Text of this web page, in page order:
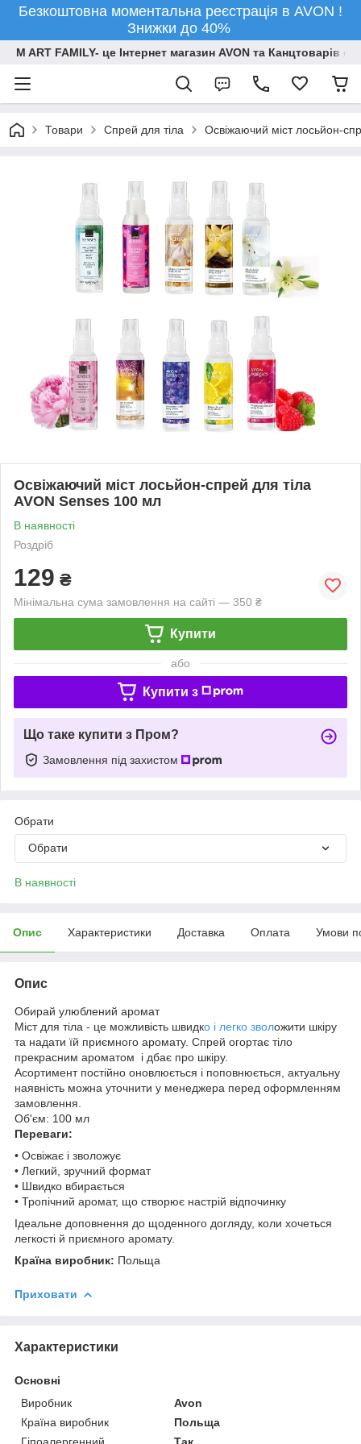
Безкоштовна моментальна реєстрація в AVON !
Знижки до 40%
M ART FAMILY- це Інтернет магазин AVON та Канцтоварів
Товари Спрей для тіла Освіжаючий міст лосьйон-
Освіжаючий міст лосьйон-спрей для тіла
AVON Senses 100 мл
В наявності
Роздріб
129 ₴
Мінімальна сума замовлення на сайті — 350 ₴
Купити
або
Купити з
Що таке купити з Пром?
Замовлення під захистом
Обрати
Обрати
В наявності
Опис Характеристики Доставка Оплата Умови
Опис
Обирай улюблений аромат
Міст для тіла - це можливість швидко і легко зволожити шкіру
та надати їй приємного аромату. Спрей огортає тіло
прекрасним ароматом і дбає про шкіру.
Асортимент постійно оновлюється і поповнюється, актуальну
наявність можна уточнити у менеджера перед оформленням
замовлення.
Об'єм: 100 мл
Переваги:
• Освіжає і зволожує
• Легкий, зручний формат
• Швидко вбирається
• Тропічний аромат, що створює настрій відпочинку
Ідеальне доповнення до щоденного догляду, коли хочеться
легкості й приємного аромату.
Країна виробник: Польща
Приховати
Характеристики
Основні
Виробник
Avon
Країна виробник
Польща
Гіпоалергенний
Так